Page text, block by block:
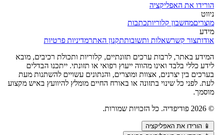
הורידו את האפליקציה
ניווט
מוצריםמחשבון קלוריותכתבות
מידע
אודותצור קשרשאלות ותשובותתקנון האתרמדיניות פרטיות
המידע באתר, לרבות ערכים תזונתיים, קלוריות ותכולת רכיבים, מובא
לידע כללי בלבד ואינו מהווה ייעוץ רפואי או תזונתי. ייתכנו הבדלים
בערכים בין יצרנים, אצוות ומוצרים, והנתונים עשויים להשתנות מעת
לעת. לפני כל שינוי בתזונה או באורח החיים מומלץ להיוועץ באיש מקצוע
מוסמך.
©
2026 פודיפדיה. כל הזכויות שמורות.
📱 הורידו את האפליקציה